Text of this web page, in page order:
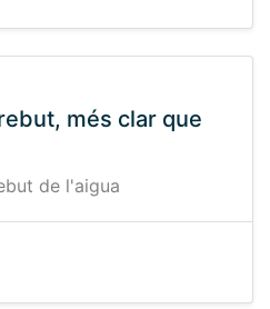
més clar que
de l'aigua